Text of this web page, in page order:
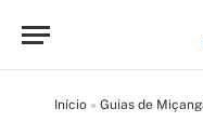
Início » Guias de